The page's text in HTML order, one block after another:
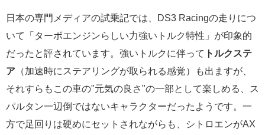
日本の専門メディアの試乗記では、DS3 Racingの走りにつ
いて「ターボエンジンらしい力強いトルク特性」が印象的
だったと評されています。強いトルクに伴って トルクステ
ア （加速時にステアリングが取られる感覚）も出ますが、
それすらもこの車の"元気の良さ"の一部として楽しめる、ス
パルタン一辺倒ではないキャラクターだったようです。一
方で足回りは硬めにセットされながらも、シトロエンがAX